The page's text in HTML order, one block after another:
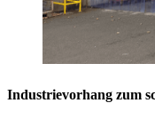
Industrievorhang zum